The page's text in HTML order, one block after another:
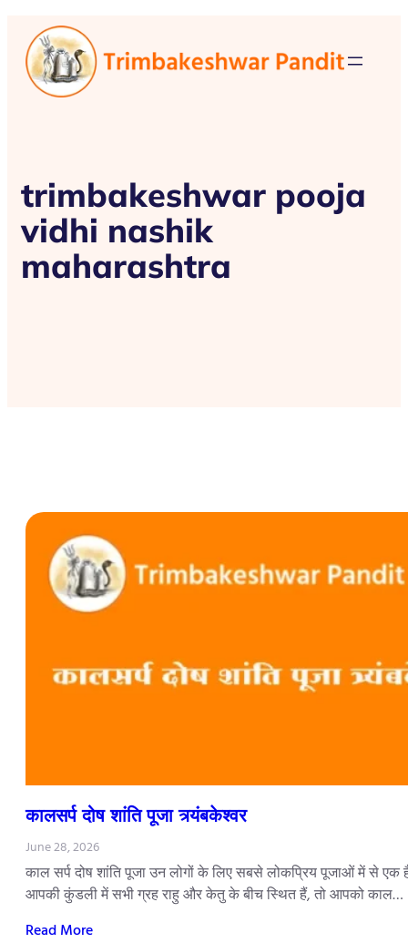
trimbakeshwar pooja
vidhi nashik
maharashtra
कालसर्प दोष शांति पूजा त्र्यंबकेश्वर
June 28, 2026
काल सर्प दोष शांति पूजा उन लोगों के लिए सबसे लोकप्रिय पूजाओं में से एक
आपकी कुंडली में सभी ग्रह राहु और केतु के बीच स्थित हैं, तो आपको काल…
Read More